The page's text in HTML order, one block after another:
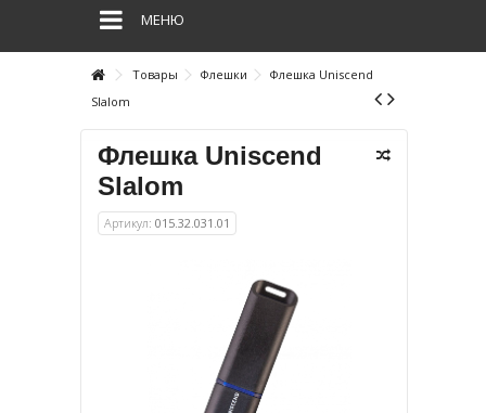
МЕНЮ
Товары Флешки
Флешка Uniscend
Slalom
Флешка Uniscend
Slalom
Артикул: 015.32.031.01